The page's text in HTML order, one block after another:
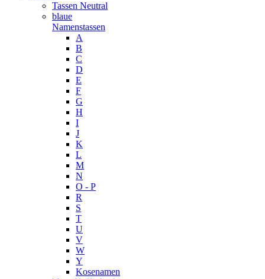
Tassen Neutral
blaue
Namenstassen
A
B
C
D
E
F
G
H
I
J
K
L
M
N
O - P
R
S
T
U
V
W
Y
Kosenamen